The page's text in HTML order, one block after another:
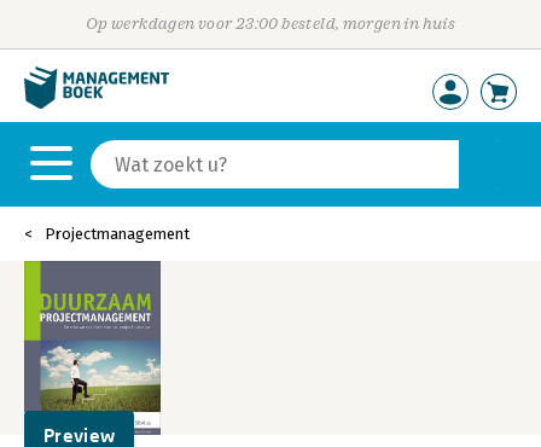
Op werkdagen voor 23:00 besteld, morgen in huis
Projectmanagement
Preview